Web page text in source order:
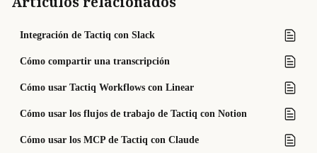
Integración de Tactiq con Slack
Cómo compartir una transcripción
Cómo usar Tactiq Workflows con Linear
Cómo usar los flujos de trabajo de Tactiq con Notion
Cómo usar los MCP de Tactiq con Claude